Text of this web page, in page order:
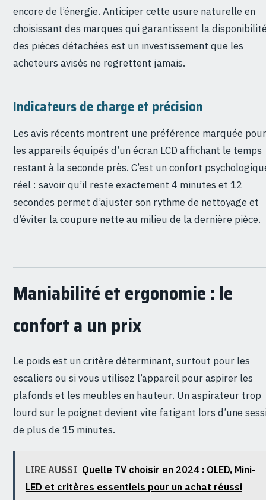
encore de l’énergie. Anticiper cette usure naturelle en
choisissant des marques qui garantissent la
des pièces détachées est un investissement que les
acheteurs avisés ne regrettent jamais.
Indicateurs de charge et précision
Les avis récents montrent une préférence marquée pour
les appareils équipés d’un écran LCD affichant le temps
restant à la seconde près. C’est un confort
réel : savoir qu’il reste exactement 4 minutes et 12
secondes permet d’ajuster son rythme de nettoyage et
d’éviter la coupure nette au milieu de la dernière pièce.
Maniabilité et ergonomie : le
confort a un prix
Le poids est un critère déterminant, surtout pour les
escaliers ou si vous utilisez l’appareil pour aspirer les
plafonds et les meubles en hauteur. Un aspirateur trop
lourd sur le poignet devient vite fatigant lors d’une
de plus de 15 minutes.
LIRE AUSSI Quelle TV choisir en 2024 : OLED, Mini-
LED et critères essentiels pour un achat réussi